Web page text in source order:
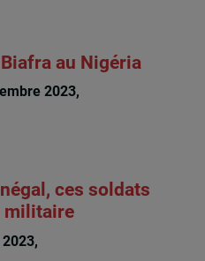
au Nigéria
2023,
ces soldats
militaire